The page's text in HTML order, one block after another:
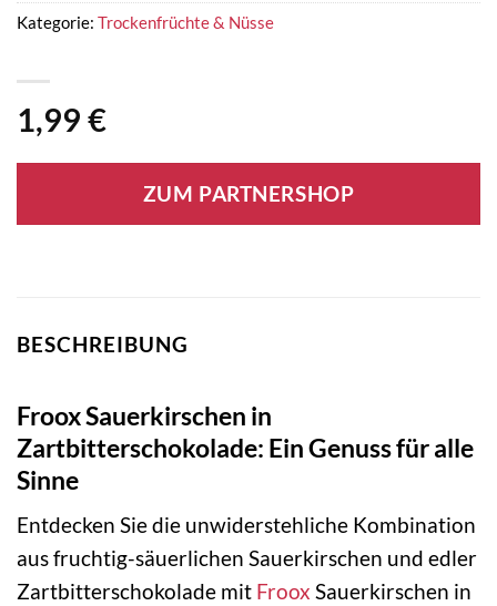
1,99 €
ZUM PARTNERSHOP
Kategorie: Trockenfrüchte & Nüsse
BESCHREIBUNG
Froox Sauerkirschen in
Zartbitterschokolade: Ein Genuss für alle
Sinne
Entdecken Sie die unwiderstehliche Kombination
aus fruchtig-säuerlichen Sauerkirschen und edler
Zartbitterschokolade mit Froox Sauerkirschen in